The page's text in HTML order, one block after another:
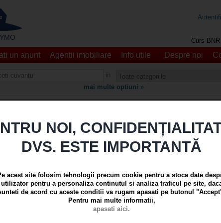
Curs
un anunt Agentii imobiliare Info utile Despre noi
in
mai multe optiuni »
prin E-mail pentru:
Case si vile, Compartimentare "Decomandat", Localitate "Galati
atentionari prin email la
NOI,
DVS. ESTE IMPORTANTĂ
acest site folosim tehnologii precum cookie pentru a stoca date
utilizator pentru a personaliza continutul si analiza traficul pe site,
de acord cu aceste conditii va rugam apasati pe butonul
Pentru mai multe informatii,
apasati aici.